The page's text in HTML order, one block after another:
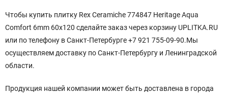
Чтобы купить плитку Rex Ceramiche 774847 Heritage Aqua
Comfort 6mm 60x120 сделайте заказ через корзину UPLITKA.RU
или по телефону в Санкт-Петербурге +7 921 755-09-90.Мы
осуществляем доставку по Санкт-Петербургу и Ленинградской
области.
Продукция нашей компании может быть доставлена в города